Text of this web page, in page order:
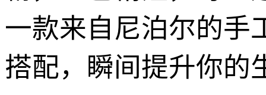
一款来自尼泊尔的手
搭配，瞬间提升你的